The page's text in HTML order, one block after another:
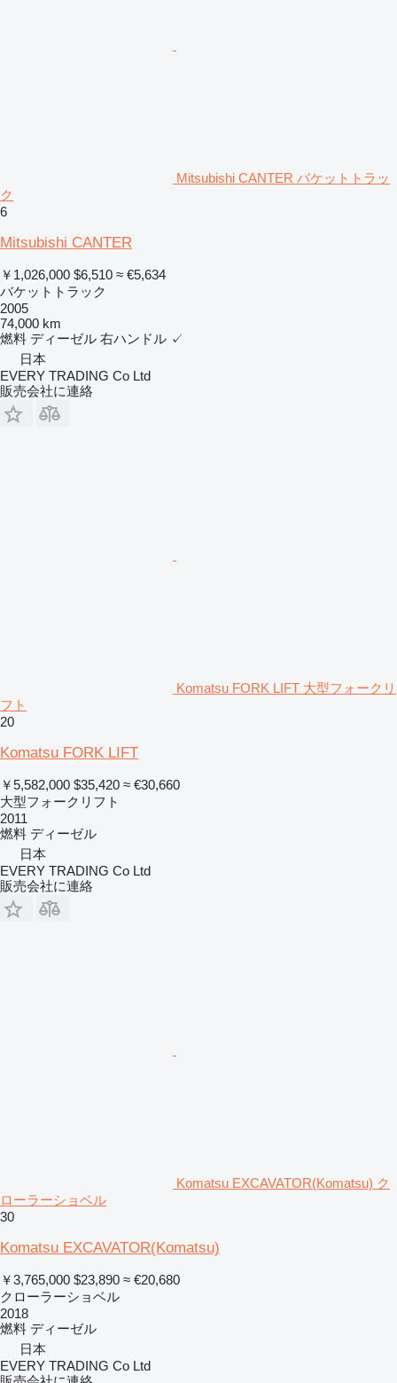
Mitsubishi CANTER バケットトラッ
ク
6
Mitsubishi CANTER
￥1,026,000 $6,510 ≈ €5,634
バケットトラック
2005
74,000 km
燃料 ディーゼル 右ハンドル ✓
日本
EVERY TRADING Co Ltd
販売会社に連絡
Komatsu FORK LIFT 大型フォークリ
フト
20
Komatsu FORK LIFT
￥5,582,000 $35,420 ≈ €30,660
大型フォークリフト
2011
燃料 ディーゼル
日本
EVERY TRADING Co Ltd
販売会社に連絡
Komatsu EXCAVATOR(Komatsu) ク
ローラーショベル
30
Komatsu EXCAVATOR(Komatsu)
￥3,765,000 $23,890 ≈ €20,680
クローラーショベル
2018
燃料 ディーゼル
日本
EVERY TRADING Co Ltd